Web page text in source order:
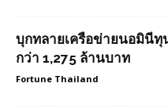
บุกทลายเครือข่ายนอมินีทุ
กว่า 1,275 ล้านบาท
Fortune Thailand